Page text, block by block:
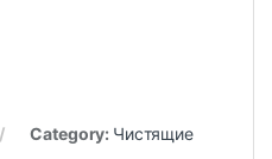
Category: Чистящие